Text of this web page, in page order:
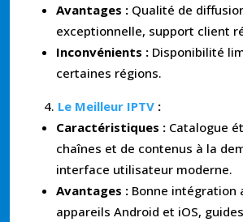
Avantages : Qualité de
exceptionnelle, support client
Inconvénients : Disponibilité
certaines régions.
Le Meilleur IPTV :
Caractéristiques : Catalogue
chaînes et de contenus à la
interface utilisateur moderne.
Avantages : Bonne intégration
appareils Android et iOS,